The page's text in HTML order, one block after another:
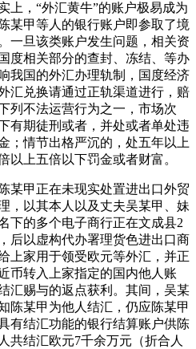
上，“外汇黄牛”的账户极易成为
某甲等人的银行账户即参取了境
一旦该类账户发生问题，相关资
度相关部分的查封、冻结、等办
我国的外汇办理轨制，国度经济
汇兑换请通过正轨渠道进行，赔
列不法运营行为之一，市场次
有期徒刑或者，并处或者单处违
；情节出格严沉的，处五年以上
以上五倍以下罚金或者财富。
甲正在未现实处置进出口外贸
，以其本人以及丈夫吴某甲、妹
下的多个电子商行正在文成县2
后以虚构代办署理货色进出口商
上家用于领受欧元等外汇，并正
币转入上家指定的国内他人账
汇赐与的返点获利。其间，吴某
陈某甲为他人结汇，仍应陈某甲
有结汇功能的银行结算账户供陈
共结汇欧元7千余万元（折合人